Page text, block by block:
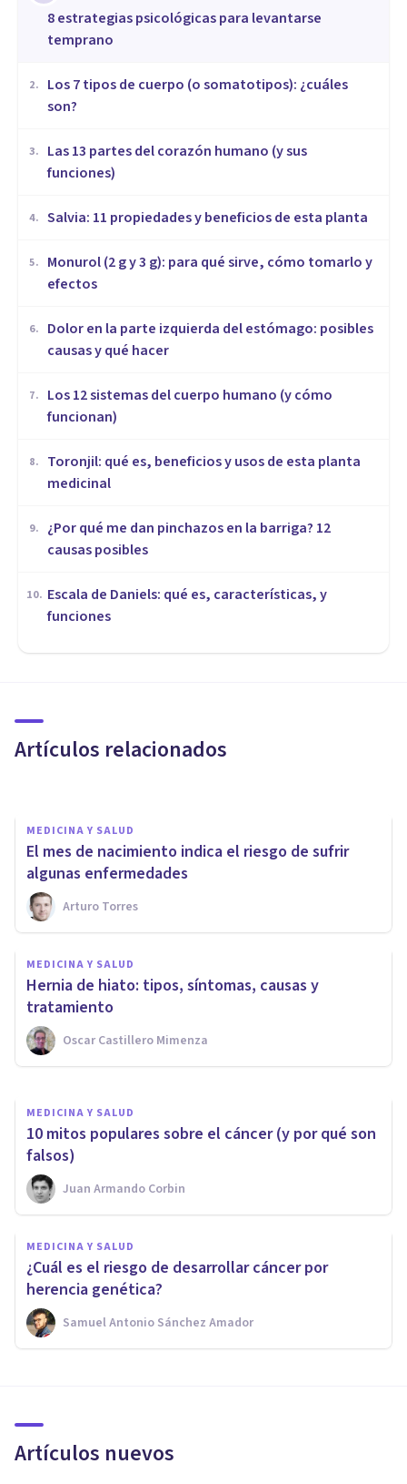
8 estrategias psicológicas para levantarse
temprano
2.
​Los 7 tipos de cuerpo (o somatotipos): ¿cuáles
son?
3.
Las 13 partes del corazón humano (y sus
funciones)
4. Salvia: 11 propiedades y beneficios de esta planta
5.
Monurol (2 g y 3 g): para qué sirve, cómo tomarlo y
efectos
6.
Dolor en la parte izquierda del estómago: posibles
causas y qué hacer
7.
Los 12 sistemas del cuerpo humano (y cómo
funcionan)
8.
Toronjil: qué es, beneficios y usos de esta planta
medicinal
9.
¿Por qué me dan pinchazos en la barriga? 12
causas posibles
10. Escala de Daniels: qué es, características, y
funciones
Artículos relacionados
tratamiento
MEDICINA Y SALUD
El mes de nacimiento indica el riesgo de sufrir
algunas enfermedades
Arturo Torres
MEDICINA Y SALUD
Hernia de hiato: tipos, síntomas, causas y
tratamiento
Oscar Castillero Mimenza
​Cáncer de colon: 8 síntomas de
alerta
Juan Armando Corbin
MEDICINA Y SALUD
​10 mitos populares sobre el cáncer (y por qué son
falsos)
Juan Armando Corbin
MEDICINA Y SALUD
¿Cuál es el riesgo de desarrollar cáncer por
herencia genética?
Samuel Antonio Sánchez Amador
Artículos nuevos